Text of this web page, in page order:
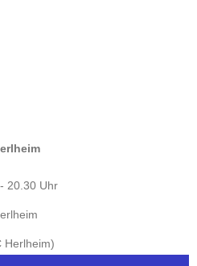
20.30 Uhr
Herlheim)